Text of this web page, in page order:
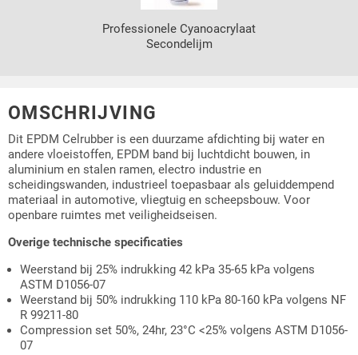
Professionele Cyanoacrylaat
Secondelijm
OMSCHRIJVING
Dit EPDM Celrubber is een duurzame afdichting bij water en
andere vloeistoffen, EPDM band bij luchtdicht bouwen, in
aluminium en stalen ramen, electro industrie en
scheidingswanden, industrieel toepasbaar als geluiddempend
materiaal in automotive, vliegtuig en scheepsbouw. Voor
openbare ruimtes met veiligheidseisen.
Overige technische specificaties
Weerstand bij 25% indrukking 42 kPa 35-65 kPa volgens
ASTM D1056-07
Weerstand bij 50% indrukking 110 kPa 80-160 kPa volgens NF
R 99211-80
Compression set 50%, 24hr, 23°C <25% volgens ASTM D1056-
07